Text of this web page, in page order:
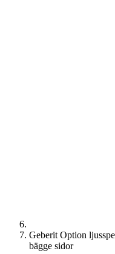
Geberit Option
bägge sidor